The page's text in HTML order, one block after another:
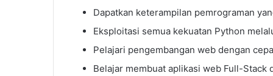
Dapatkan keterampilan pemrograman
Eksploitasi semua kekuatan Python
Pelajari pengembangan web dengan
Belajar membuat aplikasi web Full-Stack